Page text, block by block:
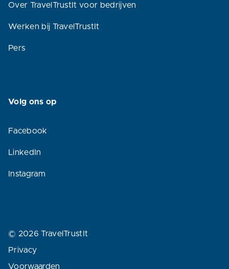
Over TravelTrustIt voor bedrijven
Werken bij TravelTrustIt
Pers
Volg ons op
Facebook
LinkedIn
Instagram
© 2026 TravelTrustIt
Privacy
Voorwaarden